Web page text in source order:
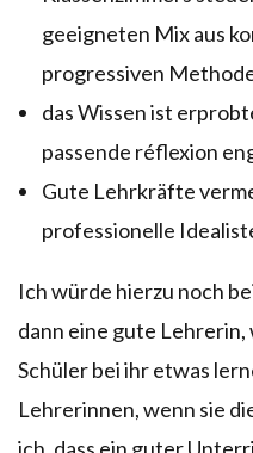
geeigneten Mix aus
progressiven
das Wissen ist
passende réflexion
Gute Lehrkräfte
professionelle
Ich würde hierzu noch
dann eine gute
Schüler bei ihr etwas
Lehrerinnen, wenn sie